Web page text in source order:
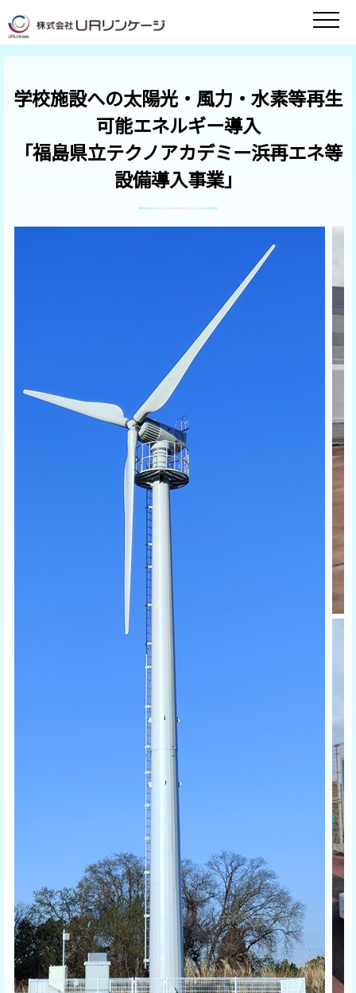
学校施設への太陽光・風力・水素等再生
可能エネルギー導入
「福島県立テクノアカデミー浜再エネ等
設備導入事業」